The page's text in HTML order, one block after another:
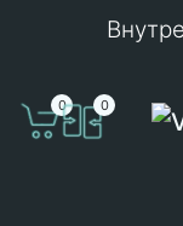
0 0